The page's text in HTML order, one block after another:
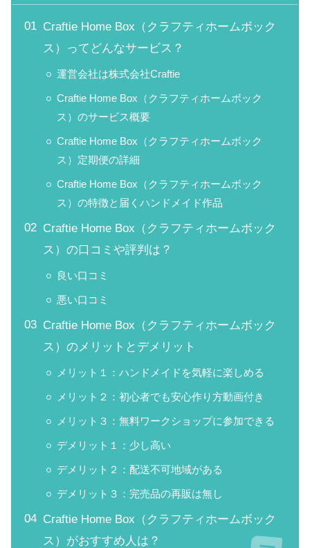
Craftie Home Box（クラフティホームボック
ス）ってどんなサービス？
運営会社は株式会社Craftie
Craftie Home Box（クラフティホームボック
ス）のサービス概要
Craftie Home Box（クラフティホームボック
ス）定期便の詳細
Craftie Home Box（クラフティホームボック
ス）の特徴と届くハンドメイド作品
Craftie Home Box（クラフティホームボック
ス）の口コミや評判は？
良い口コミ
悪い口コミ
Craftie Home Box（クラフティホームボック
ス）のメリットとデメリット
メリット１：ハンドメイドを気軽に楽しめる
メリット２：初心者でも安心作り方動画付き
メリット３：無料ワークショップに参加できる
デメリット１：少し高い
デメリット２：配送不可地域がある
デメリット３：完売品の再販は無し
Craftie Home Box（クラフティホームボック
ス）がおすすめ人は？